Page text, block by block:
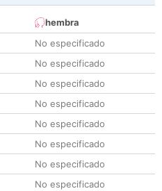
hembra
No especificado
No especificado
No especificado
No especificado
No especificado
No especificado
No especificado
No especificado